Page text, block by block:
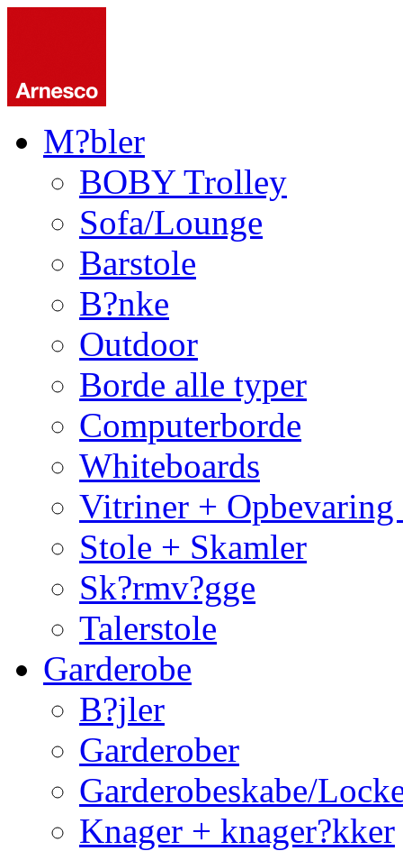
M?bler
BOBY Trolley
Sofa/Lounge
Barstole
B?nke
Outdoor
Borde alle typer
Computerborde
Whiteboards
Vitriner +
Stole + Skamler
Sk?rmv?gge
Talerstole
Garderobe
B?jler
Garderober
Garderobeskabe/
Knager + knager?kker